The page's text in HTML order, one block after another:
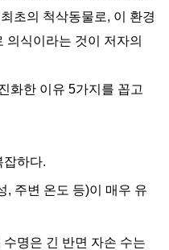
초의 척삭동물로, 이 환경
의식이라는 것이 저자의
화한 이유 5가지를 꼽고
잡하다.
, 주변 온도 등)이 매우 유
명은 긴 반면 자손 수는